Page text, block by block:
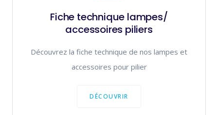
Fiche technique lampes/
accessoires piliers
Découvrez la fiche technique de nos lampes et
accessoires pour pilier
DÉCOUVRIR